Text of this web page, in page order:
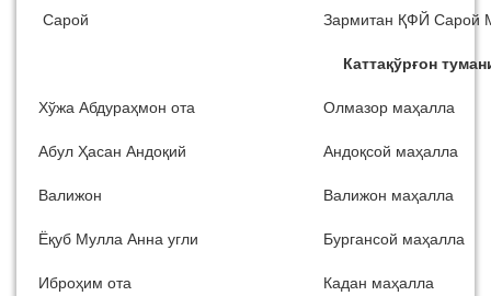
Сарой Зармитан ҚФЙ Сарой
Каттақўрғон
Хўжа Абдураҳмон ота Олмазор маҳалла
Абул Ҳасан Андоқий Андоқсой маҳалла
Валижон Валижон маҳалла
Ёқуб Мулла Анна угли Бургансой маҳалла
Иброҳим ота Кадан маҳалла